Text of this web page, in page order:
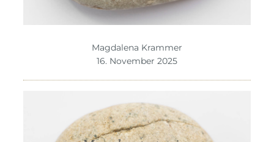
Magdalena Krammer
16. November 2025